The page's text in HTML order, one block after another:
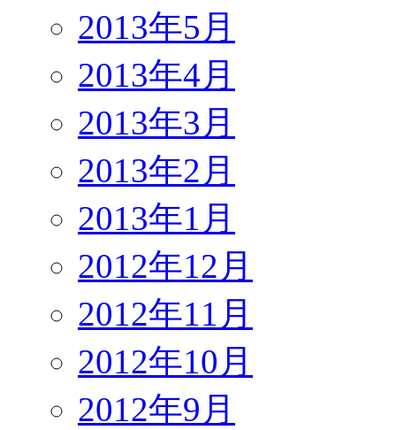
2013年5月
2013年4月
2013年3月
2013年2月
2013年1月
2012年12月
2012年11月
2012年10月
2012年9月